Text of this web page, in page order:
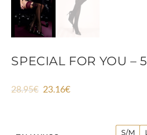
SPECIAL FOR YOU –
28.95€ 23.16€
S/M